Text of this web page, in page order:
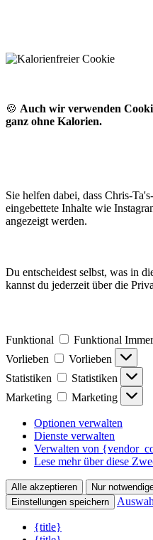
🍪 Auch wir verwenden
ganz ohne Kalorien.
Sie helfen dabei, dass Chris-
eingebettete Inhalte wie
angezeigt werden.
Du entscheidest selbst, was in
kannst du jederzeit über die
Funktional Funktional
Vorlieben
Vorlieben
Statistiken
Statistiken
Marketing
Marketing
Optionen verwalten
Dienste verwalten
Verwalten von
Lese mehr über diese
Alle akzeptieren Nur
Einstellungen speichern
{title}